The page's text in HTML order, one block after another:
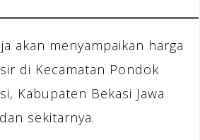
akan menyampaikan harga
di Kecamatan Pondok
Kabupaten Bekasi Jawa
sekitarnya.